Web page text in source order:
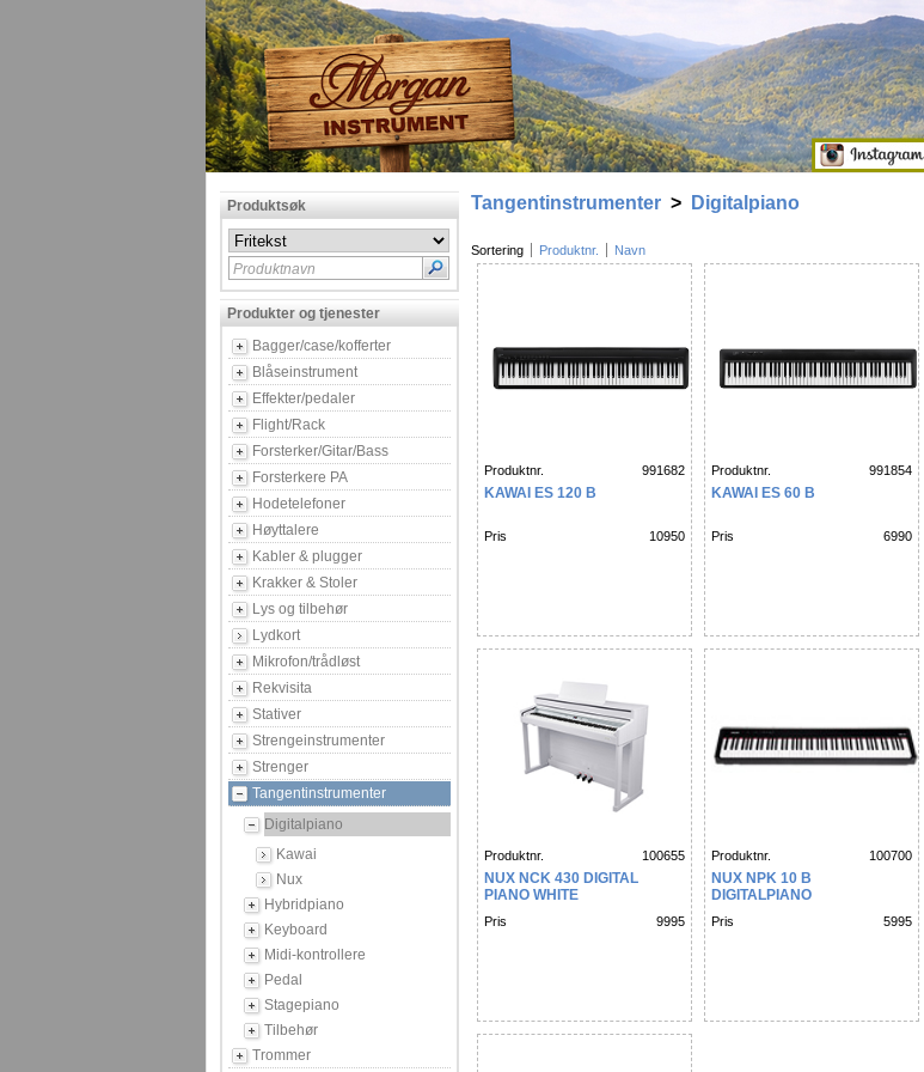
Produktsøk
Produktnavn
Produkter og tjenester
Bagger/case/kofferter
Blåseinstrument
Effekter/pedaler
Flight/Rack
Forsterker/Gitar/Bass
Forsterkere PA
Hodetelefoner
Høyttalere
Kabler & plugger
Krakker & Stoler
Lys og tilbehør
Lydkort
Mikrofon/trådløst
Rekvisita
Stativer
Strengeinstrumenter
Strenger
Tangentinstrumenter
Digitalpiano
Kawai
Nux
Hybridpiano
Keyboard
Midi-kontrollere
Pedal
Stagepiano
Tilbehør
Trommer
Tangentinstrumenter > Digitalpiano
Sortering Produktnr. Navn
Produktnr. 991682
KAWAI ES 120 B
Pris 10950
Produktnr. 991854
KAWAI ES 60 B
Pris 6990
Produktnr. 100655
NUX NCK 430 DIGITAL
PIANO WHITE
Pris 9995
Produktnr. 100700
NUX NPK 10 B
DIGITALPIANO
Pris 5995